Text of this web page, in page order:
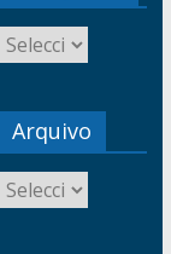
Arquivo